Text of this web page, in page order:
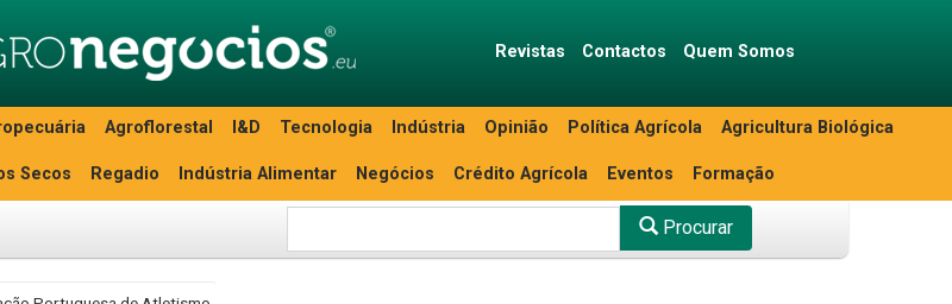
Revistas Contactos Quem Somos
Agroflorestal I&D Tecnologia Indústria Opinião Política Agrícola Agricultura Biológica
Secos Regadio Indústria Alimentar Negócios Crédito Agrícola Eventos Formação
Procurar